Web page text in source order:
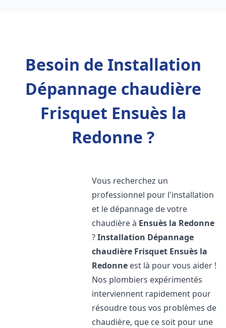
Besoin de Installation
Dépannage chaudière
Frisquet Ensuès la
Redonne ?
Vous recherchez un
professionnel pour l'installation
et le dépannage de votre
chaudière à Ensuès la Redonne
?Installation Dépannage
chaudière Frisquet Ensuès la
Redonne est là pour vous aider !
Nos plombiers expérimentés
interviennent rapidement pour
résoudre tous vos problèmes de
chaudière, que ce soit pour une